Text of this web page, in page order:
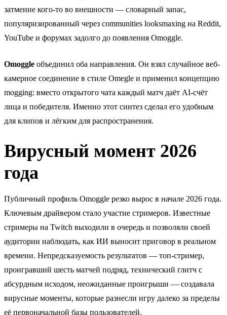
затмение кого-то во внешности — словарный запас,
популяризированный через communities looksmaxing на Reddit,
YouTube и форумах задолго до появления Omoggle.
Omoggle объединил оба направления. Он взял случайное веб-
камерное соединение в стиле Omegle и применил концепцию
mogging: вместо открытого чата каждый матч даёт AI-счёт
лица и победителя. Именно этот синтез сделал его удобным
для клипов и лёгким для распространения.
Вирусный момент 2026
года
Публичный профиль Omoggle резко вырос в начале 2026 года.
Ключевым драйвером стало участие стримеров. Известные
стримеры на Twitch выходили в очередь и позволяли своей
аудитории наблюдать, как ИИ выносит приговор в реальном
времени. Непредсказуемость результатов — топ-стример,
проигравший шесть матчей подряд, технический глитч с
абсурдным исходом, неожиданные проигрыши — создавала
вирусные моменты, которые разнесли игру далеко за пределы
её первоначальной базы пользователей.